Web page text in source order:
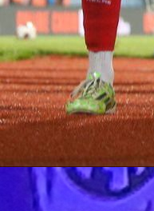
ŠTA SE DEŠAVA?
Djevojke sude...